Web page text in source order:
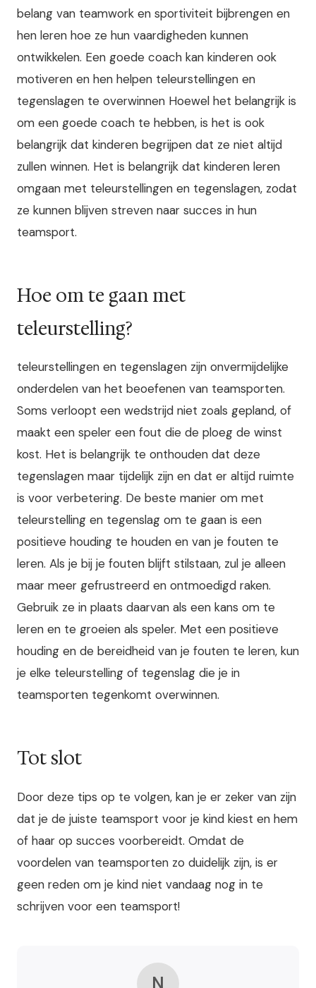
belang van teamwork en sportiviteit bijbrengen en
hen leren hoe ze hun vaardigheden kunnen
ontwikkelen. Een goede coach kan kinderen ook
motiveren en hen helpen teleurstellingen en
tegenslagen te overwinnen Hoewel het belangrijk is
om een goede coach te hebben, is het is ook
belangrijk dat kinderen begrijpen dat ze niet altijd
zullen winnen. Het is belangrijk dat kinderen leren
omgaan met teleurstellingen en tegenslagen, zodat
ze kunnen blijven streven naar succes in hun
teamsport.
Hoe om te gaan met
teleurstelling?
teleurstellingen en tegenslagen zijn onvermijdelijke
onderdelen van het beoefenen van teamsporten.
Soms verloopt een wedstrijd niet zoals gepland, of
maakt een speler een fout die de ploeg de winst
kost. Het is belangrijk te onthouden dat deze
tegenslagen maar tijdelijk zijn en dat er altijd ruimte
is voor verbetering. De beste manier om met
teleurstelling en tegenslag om te gaan is een
positieve houding te houden en van je fouten te
leren. Als je bij je fouten blijft stilstaan, zul je alleen
maar meer gefrustreerd en ontmoedigd raken.
Gebruik ze in plaats daarvan als een kans om te
leren en te groeien als speler. Met een positieve
houding en de bereidheid van je fouten te leren, kun
je elke teleurstelling of tegenslag die je in
teamsporten tegenkomt overwinnen.
Tot slot
Door deze tips op te volgen, kan je er zeker van zijn
dat je de juiste teamsport voor je kind kiest en hem
of haar op succes voorbereidt. Omdat de
voordelen van teamsporten zo duidelijk zijn, is er
geen reden om je kind niet vandaag nog in te
schrijven voor een teamsport!
N